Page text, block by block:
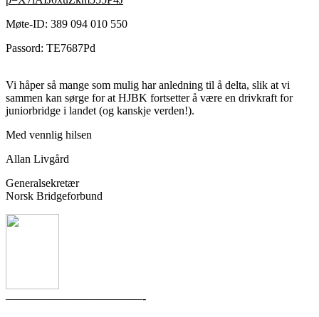
Møte-ID: 389 094 010 550
Passord: TE7687Pd
Vi håper så mange som mulig har anledning til å delta, slik at vi
sammen kan sørge for at HJBK fortsetter å være en drivkraft for
juniorbridge i landet (og kanskje verden!).
Med vennlig hilsen
Allan Livgård
Generalsekretær
Norsk Bridgeforbund
————————————-